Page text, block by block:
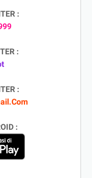
:
:
:
: